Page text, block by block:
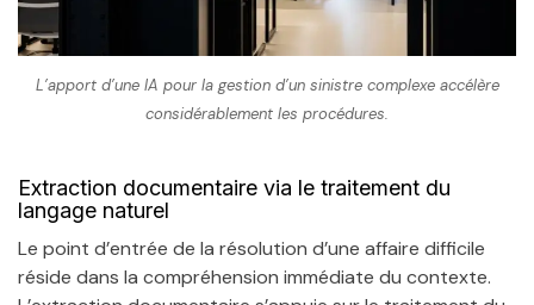
L’apport d’une IA pour la gestion d’un sinistre complexe accélère
considérablement les procédures.
Extraction documentaire via le traitement du
langage naturel
Le point d’entrée de la résolution d’une affaire difficile
réside dans la compréhension immédiate du contexte.